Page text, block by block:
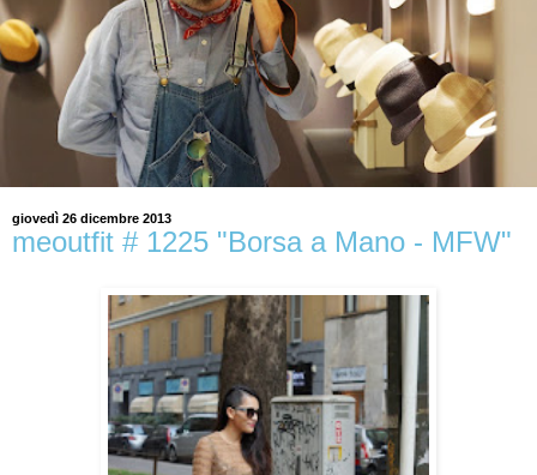
giovedì 26 dicembre 2013
meoutfit # 1225 "Borsa a Mano - MFW"